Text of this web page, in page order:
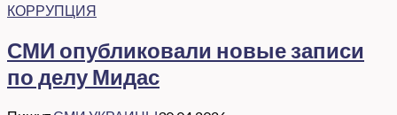
КОРРУПЦИЯ
СМИ опубликовали новые записи
по делу Мидас